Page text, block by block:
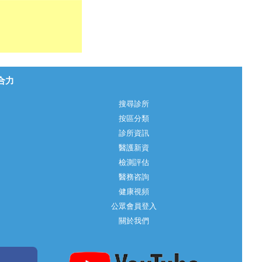
力
搜尋診所
按區分類
診所資訊
醫護新資
檢測評估
醫務咨詢
健康視頻
公眾會員登入
關於我們